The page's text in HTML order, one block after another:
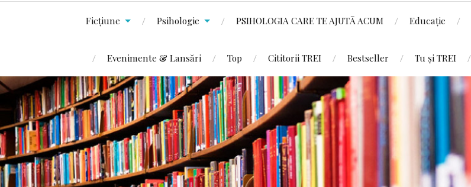
Ficțiune Psihologie PSIHOLOGIA CARE TE AJUTĂ ACUM Educație
Evenimente & Lansări Top Cititorii TREI Bestseller Tu și TREI